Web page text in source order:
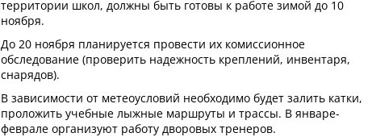
территории школ, должны быть готовы к работе зимой до 10
ноября.
До 20 ноября планируется провести их комиссионное
обследование (проверить надежность креплений, инвентаря,
снарядов).
В зависимости от метеоусловий необходимо будет залить катки,
проложить учебные лыжные маршруты и трассы. В январе-
феврале организуют работу дворовых тренеров.